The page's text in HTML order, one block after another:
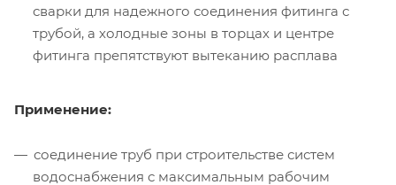
сварки для надежного соединения фитинга с
трубой, а холодные зоны в торцах и центре
фитинга препятствуют вытеканию расплава
Применение:
соединение труб при строительстве систем
водоснабжения с максимальным рабочим